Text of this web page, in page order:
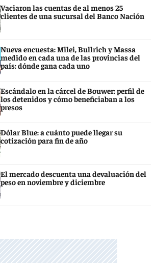
Vaciaron las cuentas de al menos 25
clientes de una sucursal del Banco Nación
Nueva encuesta: Milei, Bullrich y Massa
medido en cada una de las provincias del
país: dónde gana cada uno
Escándalo en la cárcel de Bouwer: perfil de
los detenidos y cómo beneficiaban a los
presos
Dólar Blue: a cuánto puede llegar su
cotización para fin de año
El mercado descuenta una devaluación del
peso en noviembre y diciembre